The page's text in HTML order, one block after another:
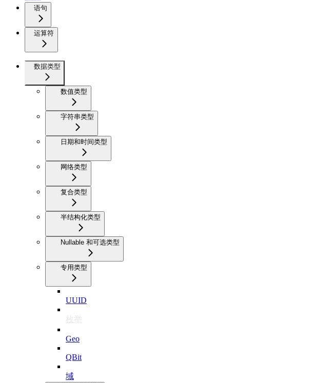
语句
运算符
数据类型
数值类型
字符串类型
日期和时间类型
网络类型
复合类型
半结构化类型
Nullable 和可选类型
专用类型
UUID
枚举
Geo
QBit
域